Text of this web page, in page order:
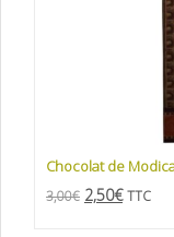
Chocolat de
3,00€ 2,50€ TTC